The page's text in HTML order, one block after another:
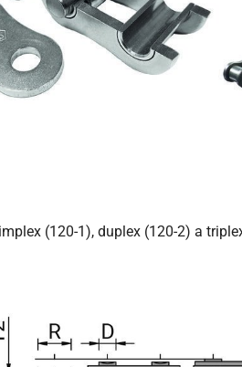
(120-1), duplex (120-2) a